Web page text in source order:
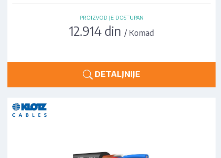
PROIZVOD JE DOSTUPAN
12.914 din / Komad
DETALJNIJE